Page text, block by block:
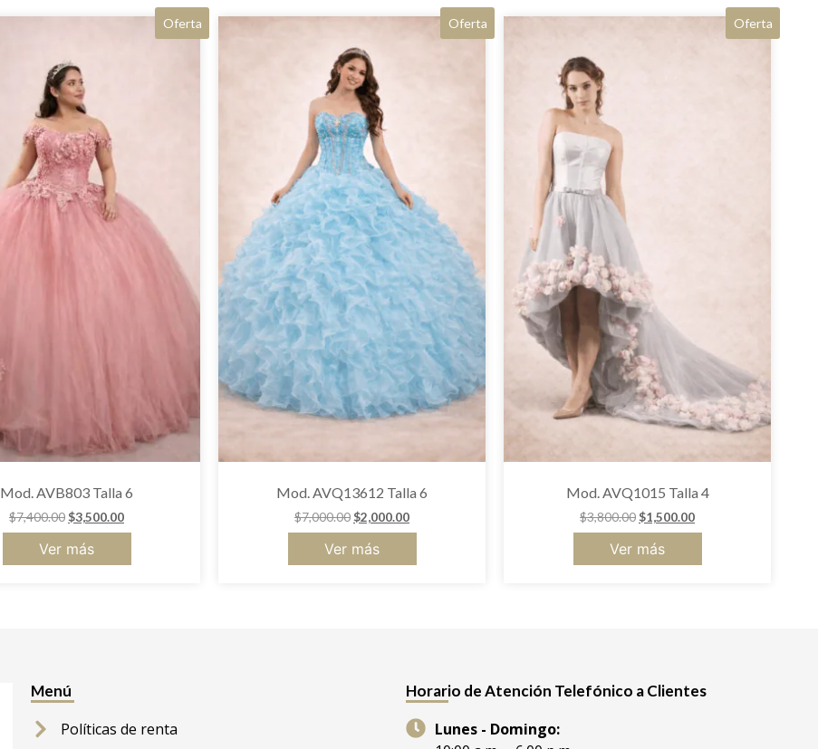
Oferta
Mod. AVB803 Talla 6
$7,400.00$3,500.00
Ver más
Oferta
Mod. AVQ13612 Talla 6
$7,000.00$2,000.00
Ver más
Oferta
Mod. AVQ1015 Talla 4
$3,800.00$1,500.00
Ver más
Menú
Políticas de renta
Horario de Atención Telefónico a Clientes
Lunes - Domingo: